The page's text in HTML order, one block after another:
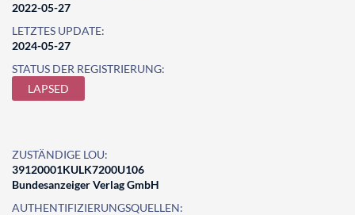
2022-05-27
LETZTES UPDATE:
2024-05-27
STATUS DER REGISTRIERUNG:
LAPSED
ZUSTÄNDIGE LOU:
39120001KULK7200U106
Bundesanzeiger Verlag GmbH
AUTHENTIFIZIERUNGSQUELLEN: